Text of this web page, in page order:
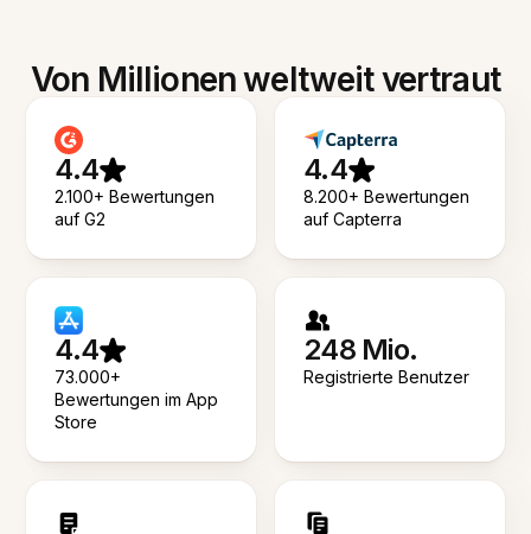
Von Millionen weltweit vertraut
4.4
2.100+ Bewertungen
auf G2
4.4
8.200+ Bewertungen
auf Capterra
4.4
73.000+
Bewertungen im App
Store
248 Mio.
Registrierte Benutzer